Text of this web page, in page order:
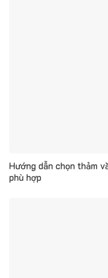
Hướng dẫn chọn thảm
phù hợp